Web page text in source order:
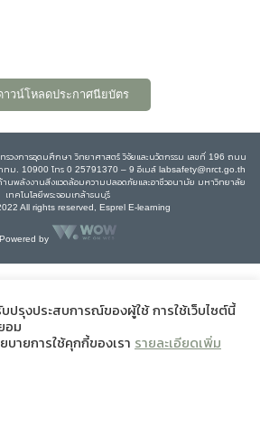
าวน์โหลดประกาศนียบัตร
รวงการอุดมศึกษา วิทยาศาสตร์ วิจัยและนวัตกรรม เลขที่ 196 ถนน
กทม. 10900 โทร 0 25791370 – 9 อีเมล์ labsafety@nrct.go.th
นพลังงานสิ่งแวดล้อมความปลอดภัยและอาชีวอนามัย มหาวิทยาลัย
เทคโนโลยีพระจอมเกล้าธนบุรี
All rights reserved, Esprel E-learning
Powered by
ปรุงประสบการณ์ของผู้ใช้ การใช้เว็บไซต์นี้
อม
บายการใช้คุกกี้ของเรา รายละเอียดเพิ่ม